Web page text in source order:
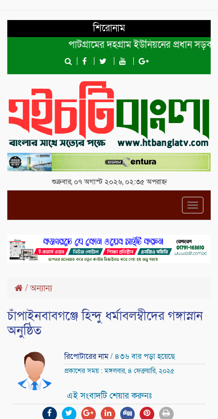
শিরোনাম
পাটগ্রামের দহগ্রাম ইউনিয়নের প্রধান সড়ক
শুক্রবার, ০৭ অগাস্ট ২০২৬, ০২:৩৫ অপরাহ্ন
/অন্যান্য
চাঁপাইনবাবগঞ্জে হিন্দু ধর্মাবলম্বীদের গঙ্গাস্নান
অনুষ্ঠিত
রিপোটারের নাম/ ৪৩৬ বার পড়া হয়েছে
প্রকাশের সময় : মঙ্গলবার, ৪ ফেব্রুয়ারি, ২০২৫
এই সংবাদটি শেয়ার করুনঃ